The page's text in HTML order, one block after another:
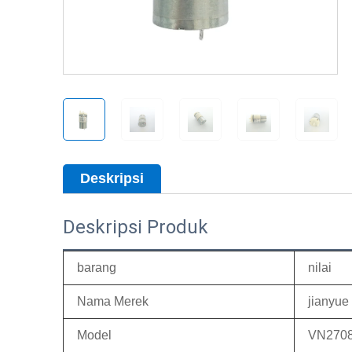
Deskripsi
Deskripsi Produk
barang nilai
Nama Merek jianyue
Model